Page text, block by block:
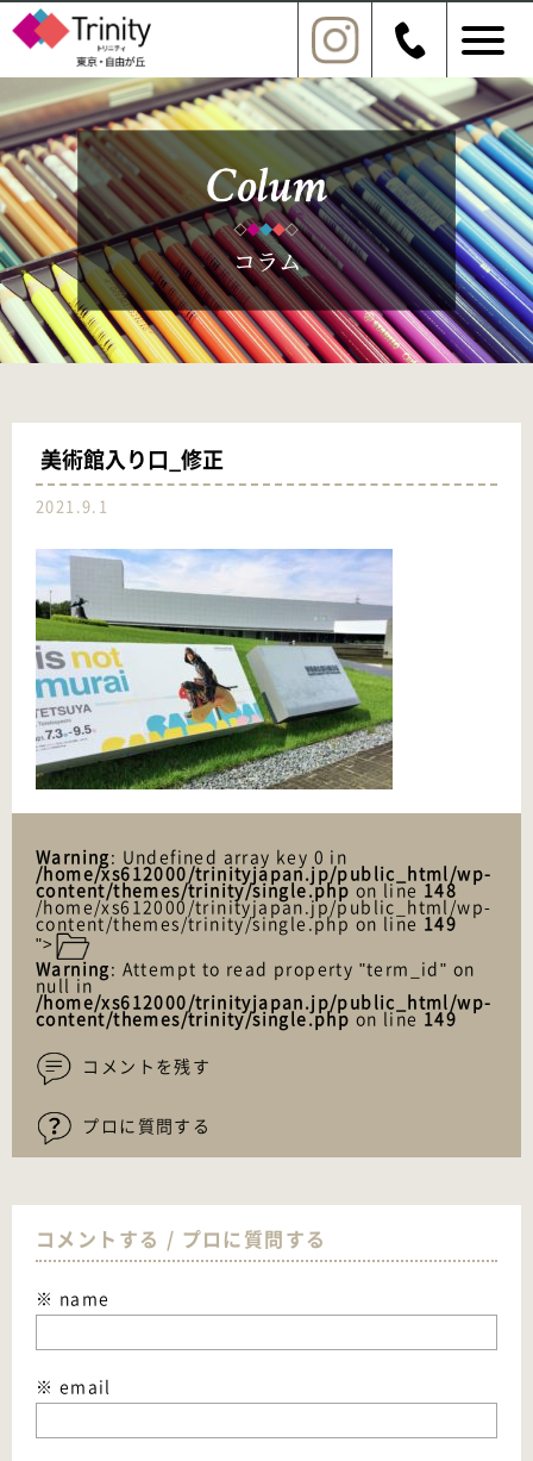
美術館入り口_修正
2021.9.1
Warning: Undefined array key 0 in
/home/xs612000/trinityjapan.jp/public_html/wp-
content/themes/trinity/single.phpon line148
/home/xs612000/trinityjapan.jp/public_html/wp-
content/themes/trinity/single.php on line149
">
Warning: Attempt to read property "term_id" on
null in
/home/xs612000/trinityjapan.jp/public_html/wp-
content/themes/trinity/single.phpon line149
コメントを残す
プロに質問する
コメントする / プロに質問する
※ name
※ email